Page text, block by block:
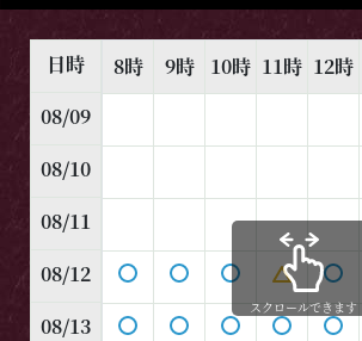
日時
08/09
08/10
08/11
08/12
08/13
8時 9時 10時 11時 12時
スクロールできます